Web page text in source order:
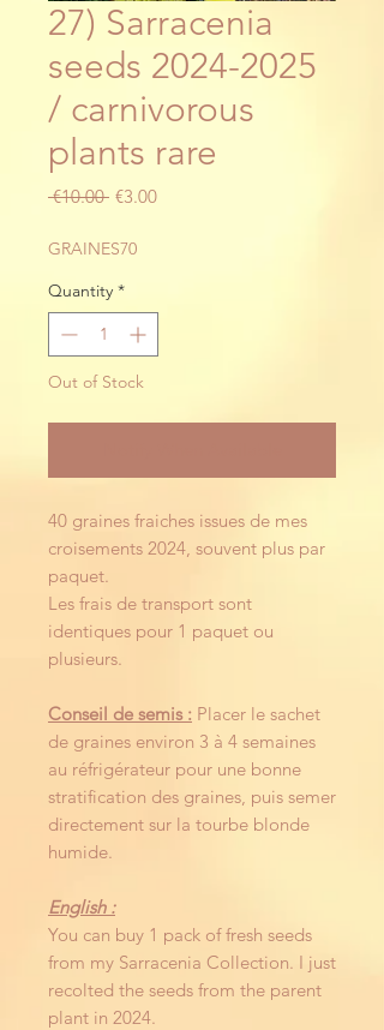
27) Sarracenia
seeds 2024-2025
/ carnivorous
plants rare
€10.00 Regular
€3.00Sale
GRAINES70
Quantity *
Out of Stock
40 graines fraiches issues de mes
croisements 2024, souvent plus par
paquet.
Les frais de transport sont
identiques pour 1 paquet ou
plusieurs.
Conseil de semis : Placer le sachet
de graines environ 3 à 4 semaines
au réfrigérateur pour une bonne
stratification des graines, puis semer
directement sur la tourbe blonde
humide.
English :
You can buy 1 pack of fresh seeds
from my Sarracenia Collection. I just
recolted the seeds from the parent
plant in 2024.